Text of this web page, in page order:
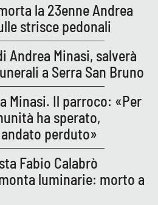
la 23enne Andrea
strisce pedonali
Andrea Minasi, salverà
a Serra San Bruno
Minasi. Il parroco: «Per
ha sperato,
andato perduto»
Fabio Calabrò
luminarie: morto a